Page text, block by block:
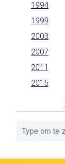
1994
1999
2003
2007
2011
2015